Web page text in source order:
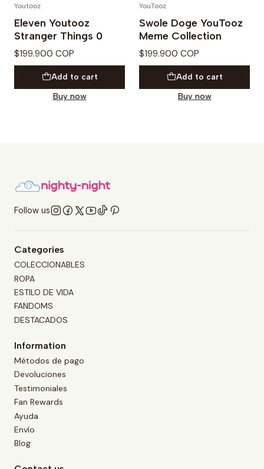
Youtooz
Eleven Youtooz
Stranger Things 0
$199.900 COP
Add to cart
Buy now
YouTooz
Swole Doge YouTooz
Meme Collection
$199.900 COP
Add to cart
Buy now
Follow us
Categories
COLECCIONABLES
ROPA
ESTILO DE VIDA
FANDOMS
DESTACADOS
Information
Métodos de pago
Devoluciones
Testimoniales
Fan Rewards
Ayuda
Envío
Blog